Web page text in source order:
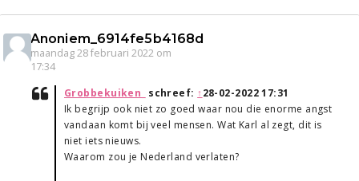
Anoniem_6914fe5b4168d
maandag 28 februari 2022 om
17:34
Grobbekuiken_
schreef: ↑28-02-2022 17:31
Ik begrijp ook niet zo goed waar nou die enorme angst
vandaan komt bij veel mensen. Wat Karl al zegt, dit is
niet iets nieuws.
Waarom zou je Nederland verlaten?